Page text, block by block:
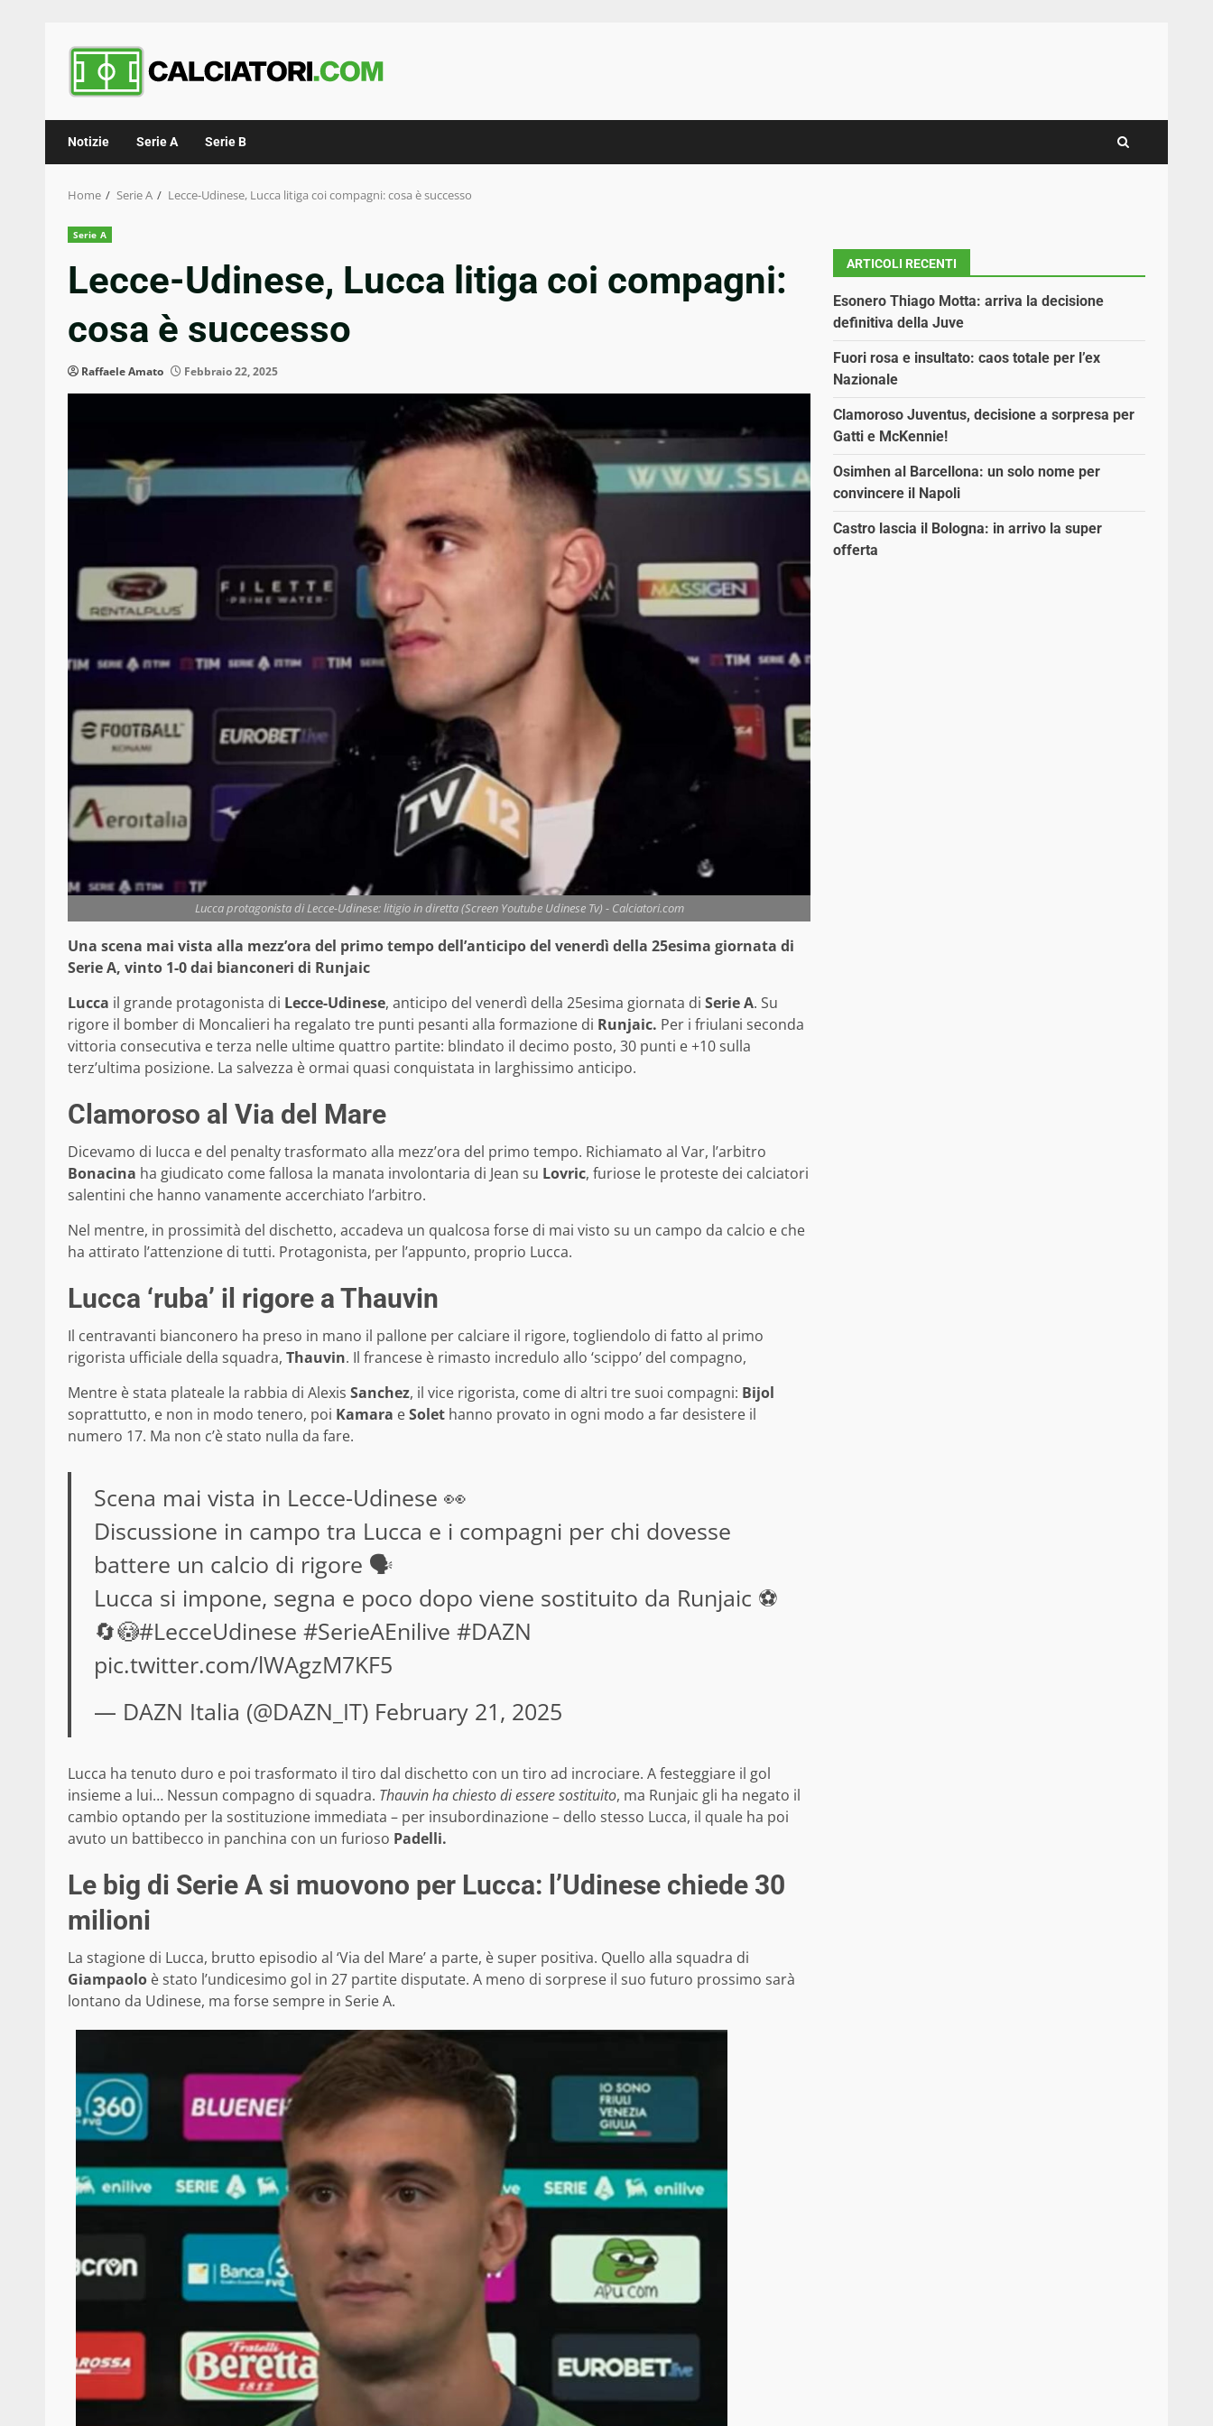
content
Notizie Serie A Serie B
Home Serie A Lecce-Udinese, Lucca litiga coi compagni: cosa è successo
Serie A
Lecce-Udinese, Lucca litiga coi compagni:
cosa è successo
Raffaele Amato Febbraio 22, 2025
Lucca protagonista di Lecce-Udinese: litigio in diretta (Screen Youtube Udinese Tv) - Calciatori.com
Una scena mai vista alla mezz’ora del primo tempo dell’anticipo del venerdì della 25esima giornata di
Serie A, vinto 1-0 dai bianconeri di Runjaic
Lucca il grande protagonista di Lecce-Udinese, anticipo del venerdì della 25esima giornata di Serie A. Su
rigore il bomber di Moncalieri ha regalato tre punti pesanti alla formazione di Runjaic. Per i friulani seconda
vittoria consecutiva e terza nelle ultime quattro partite: blindato il decimo posto, 30 punti e +10 sulla
terz’ultima posizione. La salvezza è ormai quasi conquistata in larghissimo anticipo.
Clamoroso al Via del Mare
Dicevamo di Iucca e del penalty trasformato alla mezz’ora del primo tempo. Richiamato al Var, l’arbitro
Bonacina ha giudicato come fallosa la manata involontaria di Jean su Lovric, furiose le proteste dei calciatori
salentini che hanno vanamente accerchiato l’arbitro.
Nel mentre, in prossimità del dischetto, accadeva un qualcosa forse di mai visto su un campo da calcio e che
ha attirato l’attenzione di tutti. Protagonista, per l’appunto, proprio Lucca.
Lucca ‘ruba’ il rigore a Thauvin
Il centravanti bianconero ha preso in mano il pallone per calciare il rigore, togliendolo di fatto al primo
rigorista ufficiale della squadra, Thauvin. Il francese è rimasto incredulo allo ‘scippo’ del compagno,
Mentre è stata plateale la rabbia di Alexis Sanchez, il vice rigorista, come di altri tre suoi compagni: Bijol
soprattutto, e non in modo tenero, poi Kamara eSolet hanno provato in ogni modo a far desistere il
numero 17. Ma non c’è stato nulla da fare.
Scena mai vista in Lecce-Udinese 👀
Discussione in campo tra Lucca e i compagni per chi dovesse
battere un calcio di rigore 🗣️
Lucca si impone, segna e poco dopo viene sostituito da Runjaic ⚽
🔄😳#LecceUdinese #SerieAEnilive #DAZN
pic.twitter.com/lWAgzM7KF5
— DAZN Italia (@DAZN_IT) February 21, 2025
Lucca ha tenuto duro e poi trasformato il tiro dal dischetto con un tiro ad incrociare. A festeggiare il gol
insieme a lui… Nessun compagno di squadra. Thauvin ha chiesto di essere sostituito, ma Runjaic gli ha negato il
cambio optando per la sostituzione immediata – per insubordinazione – dello stesso Lucca, il quale ha poi
avuto un battibecco in panchina con un furioso Padelli.
Le big di Serie A si muovono per Lucca: l’Udinese chiede 30
milioni
La stagione di Lucca, brutto episodio al ‘Via del Mare’ a parte, è super positiva. Quello alla squadra di
Giampaolo è stato l’undicesimo gol in 27 partite disputate. A meno di sorprese il suo futuro prossimo sarà
lontano da Udinese, ma forse sempre in Serie A.
ARTICOLI RECENTI
Esonero Thiago Motta: arriva la decisione
definitiva della Juve
Fuori rosa e insultato: caos totale per l’ex
Nazionale
Clamoroso Juventus, decisione a sorpresa per
Gatti e McKennie!
Osimhen al Barcellona: un solo nome per
convincere il Napoli
Castro lascia il Bologna: in arrivo la super
offerta